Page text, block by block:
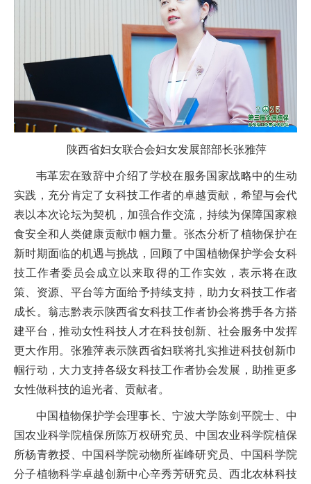
陕西省妇女联合会妇女发展部部长张雅萍
韦革宏在致辞中介绍了学校在服务国家战略中的生动
实践，充分肯定了女科技工作者的卓越贡献，希望与会代
表以本次论坛为契机，加强合作交流，持续为保障国家粮
食安全和人类健康贡献巾帼力量。张杰分析了植物保护在
新时期面临的机遇与挑战，回顾了中国植物保护学会女科
技工作者委员会成立以来取得的工作实效，表示将在政
策、资源、平台等方面给予持续支持，助力女科技工作者
成长。翁志黔表示陕西省女科技工作者协会将携手各方搭
建平台，推动女性科技人才在科技创新、社会服务中发挥
更大作用。张雅萍表示陕西省妇联将扎实推进科技创新巾
帼行动，大力支持各级女科技工作者协会发展，助推更多
女性做科技的追光者、贡献者。
中国植物保护学会理事长、宁波大学陈剑平院士、中
国农业科学院植保所陈万权研究员、中国农业科学院植保
所杨青教授、中国科学院动物所崔峰研究员、中国科学院
分子植物科学卓越创新中心辛秀芳研究员、西北农林科技